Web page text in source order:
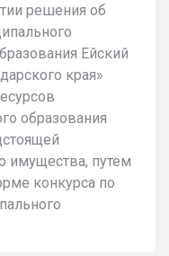
решения об
Ейский
края»
образования
имущества, путем
конкурса по